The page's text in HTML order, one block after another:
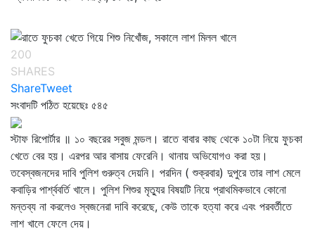
200
SHARES
ShareTweet
সংবাদটি পঠিত হয়েছেঃ ৫৪৫
স্টাফ রিপোর্টার ॥ ১০ বছরের সবুজ মন্ডল। রাতে বাবার কাছ থেকে ১০টা নিয়ে ফুচকা
খেতে বের হয়। এরপর আর বাসায় ফেরেনি। থানায় অভিযোগও করা হয়।
তবেস্বজনদের দাবি পুলিশ গুরুত্ব দেয়নি। পরদিন ( শুক্রবার) দুপুরে তার লাশ মেলে
কবাড়ির পার্শ্ববর্তি খালে। পুলিশ শিশুর মৃত্যুর বিষয়টি নিয়ে প্রাথমিকভাবে কোনো
মন্তব্য না করলেও স্বজনেরা দাবি করেছে, কেউ তাকে হত্যা করে এবং পরবর্তীতে
লাশ খালে ফেলে দেয়।